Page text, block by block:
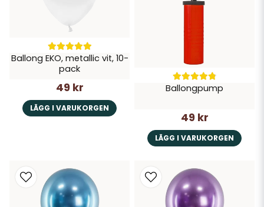
Ballong EKO, metallic vit, 10-
pack
49 kr
LÄGG I VARUKORGEN
Ballongpump
49 kr
LÄGG I VARUKORGEN